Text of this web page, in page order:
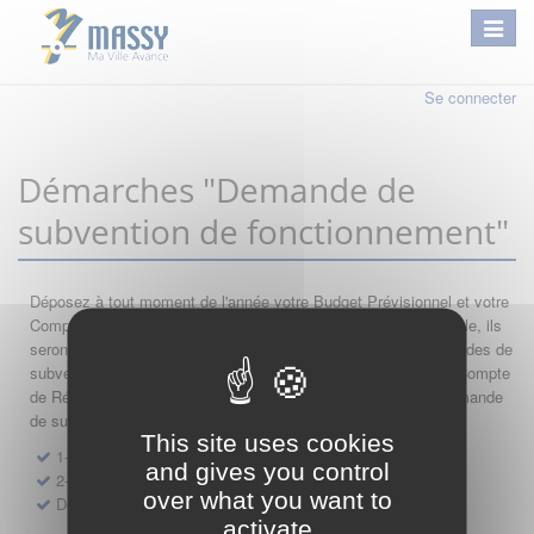
Se connecter
Démarches "Demande de
subvention de fonctionnement"
Déposez à tout moment de l'année votre Budget Prévisionnel et votre
Compte de Résultat : si leur année comptable est encore valable, ils
seront automatiquement réutilisés lors de vos nouvelles demandes de
subvention. Par conséquent merci de saisir dans l'ordre votre Compte
de Résultat, votre Budget Prévisionnel, et de finir par votre demande
de subvention.
1- Dépôt de Compte de Résultat de Fonctionnement
2- Dépôt de Budget Prévisionnel de Fonctionnement
Demande de subvention de fonctionnement 2027
This site uses cookies
and gives you control
over what you want to
activate